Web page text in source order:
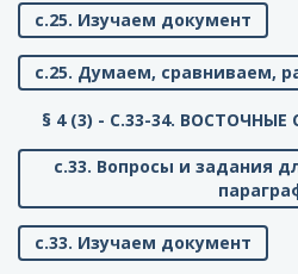
с.25. Изучаем документ
с.25. Думаем, сравниваем,
§ 4 (3) - C.33-34.
с.33. Вопросы и задания
с.33. Изучаем документ